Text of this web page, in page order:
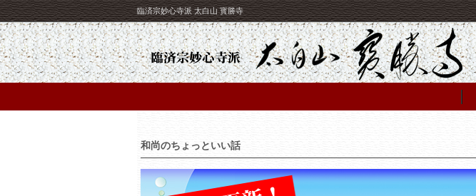
臨済宗妙心寺派 太白山 寳勝寺
和尚のちょっといい話